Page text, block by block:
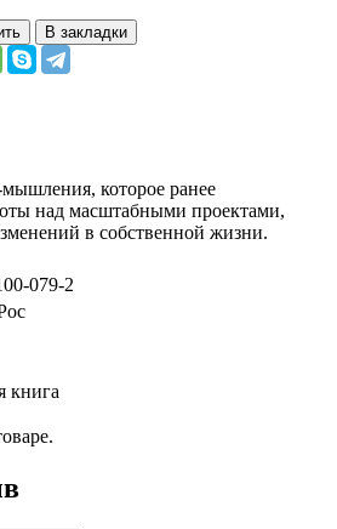
В закладки
которое ранее
над масштабными проектами,
в собственной жизни.
079-2
книга